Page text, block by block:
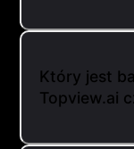
Który jest
Topview.ai